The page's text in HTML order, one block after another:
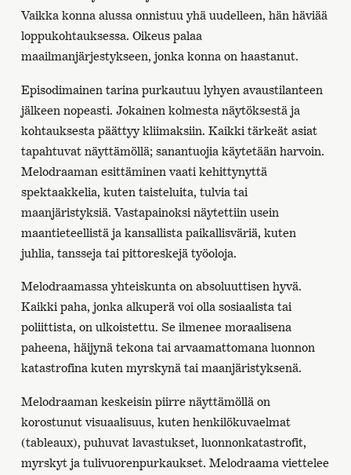
Vaikka konna alussa onnistuu yhä uudelleen, hän häviää
loppukohtauksessa. Oikeus palaa
maailmanjärjestykseen, jonka konna on haastanut.
Episodimainen tarina purkautuu lyhyen avaustilanteen
jälkeen nopeasti. Jokainen kolmesta näytöksestä ja
kohtauksesta päättyy kliimaksiin. Kaikki tärkeät asiat
tapahtuvat näyttämöllä; sanantuojia käytetään harvoin.
Melodraaman esittäminen vaati kehittynyttä
spektaakkelia, kuten taisteluita, tulvia tai
maanjäristyksiä. Vastapainoksi näytettiin usein
maantieteellistä ja kansallista paikallisväriä, kuten
juhlia, tansseja tai pittoreskejä työoloja.
Melodraamassa yhteiskunta on absoluuttisen hyvä.
Kaikki paha, jonka alkuperä voi olla sosiaalista tai
poliittista, on ulkoistettu. Se ilmenee moraalisena
paheena, häijynä tekona tai arvaamattomana luonnon
katastrofina kuten myrskynä tai maanjäristyksenä.
Melodraaman keskeisin piirre näyttämöllä on
korostunut visuaalisuus, kuten henkilökuvaelmat
(tableaux), puhuvat lavastukset, luonnonkatastrofit,
myrskyt ja tulivuorenpurkaukset. Melodraama viettelee